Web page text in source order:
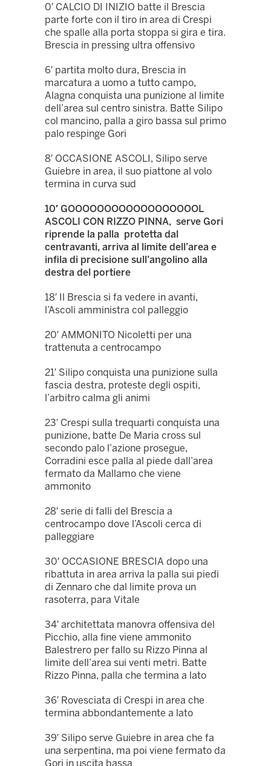
0′ CALCIO DI INIZIO batte il Brescia
parte forte con il tiro in area di Crespi
che spalle alla porta stoppa si gira e tira.
Brescia in pressing ultra offensivo
6′ partita molto dura, Brescia in
marcatura a uomo a tutto campo,
Alagna conquista una punizione al limite
dell’area sul centro sinistra. Batte Silipo
col mancino, palla a giro bassa sul primo
palo respinge Gori
8′ OCCASIONE ASCOLI, Silipo serve
Guiebre in area, il suo piattone al volo
termina in curva sud
10′ GOOOOOOOOOOOOOOOOOOL
ASCOLI CON RIZZO PINNA, serve Gori
riprende la palla protetta dal
centravanti, arriva al limite dell’area e
infila di precisione sull’angolino alla
destra del portiere
18′ Il Brescia si fa vedere in avanti,
l’Ascoli amministra col palleggio
20′ AMMONITO Nicoletti per una
trattenuta a centrocampo
21′ Silipo conquista una punizione sulla
fascia destra, proteste degli ospiti,
l’arbitro calma gli animi
23′ Crespi sulla trequarti conquista una
punizione, batte De Maria cross sul
secondo palo l’azione prosegue,
Corradini esce palla al piede dall’area
fermato da Mallamo che viene
ammonito
28′ serie di falli del Brescia a
centrocampo dove l’Ascoli cerca di
palleggiare
30′ OCCASIONE BRESCIA dopo una
ribattuta in area arriva la palla sui piedi
di Zennaro che dal limite prova un
rasoterra, para Vitale
34′ architettata manovra offensiva del
Picchio, alla fine viene ammonito
Balestrero per fallo su Rizzo Pinna al
limite dell’area sui venti metri. Batte
Rizzo Pinna, palla che termina a lato
36′ Rovesciata di Crespi in area che
termina abbondantemente a lato
39′ Silipo serve Guiebre in area che fa
una serpentina, ma poi viene fermato da
Gori in uscita bassa